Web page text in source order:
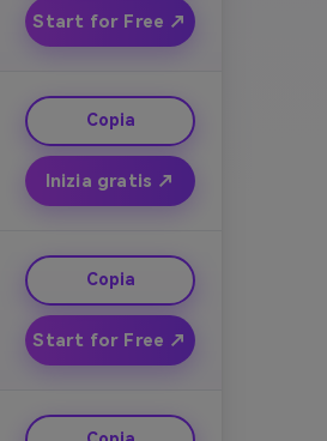
Start for Free ↗
Copia
Inizia gratis ↗
Copia
Start for Free ↗